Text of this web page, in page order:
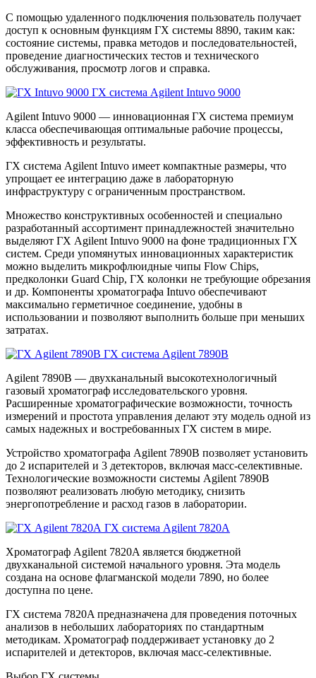
С помощью удаленного подключения пользователь получает
доступ к основным функциям ГХ системы 8890, таким как:
состояние системы, правка методов и последовательностей,
проведение диагностических тестов и технического
обслуживания, просмотр логов и справка.
ГХ система Agilent Intuvo 9000
Agilent Intuvo 9000 — инновационная ГХ система премиум
класса обеспечивающая оптимальные рабочие процессы,
эффективность и результаты.
ГХ система Agilent Intuvo имеет компактные размеры, что
упрощает ее интеграцию даже в лабораторную
инфраструктуру с ограниченным пространством.
Множество конструктивных особенностей и специально
разработанный ассортимент принадлежностей значительно
выделяют ГХ Agilent Intuvo 9000 на фоне традиционных ГХ
систем. Среди упомянутых инновационных характеристик
можно выделить микрофлюидные чипы Flow Chips,
предколонки Guard Chip, ГХ колонки не требующие обрезания
и др. Компоненты хроматографа Intuvo обеспечивают
максимально герметичное соединение, удобны в
использовании и позволяют выполнить больше при меньших
затратах.
ГХ система Agilent 7890B
Agilent 7890B — двухканальный высокотехнологичный
газовый хроматограф исследовательского уровня.
Расширенные хроматографические возможности, точность
измерений и простота управления делают эту модель одной из
самых надежных и востребованных ГХ систем в мире.
Устройство хроматографа Agilent 7890B позволяет установить
до 2 испарителей и 3 детекторов, включая масс-селективные.
Технологические возможности системы Agilent 7890B
позволяют реализовать любую методику, снизить
энергопотребление и расход газов в лаборатории.
ГХ система Agilent 7820A
Хроматограф Agilent 7820A является бюджетной
двухканальной системой начального уровня. Эта модель
создана на основе флагманской модели 7890, но более
доступна по цене.
ГХ система 7820A предназначена для проведения поточных
анализов в небольших лабораториях по стандартным
методикам. Хроматограф поддерживает установку до 2
испарителей и детекторов, включая масс-селективные.